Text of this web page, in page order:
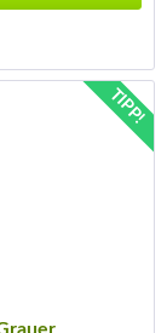
TIPP!